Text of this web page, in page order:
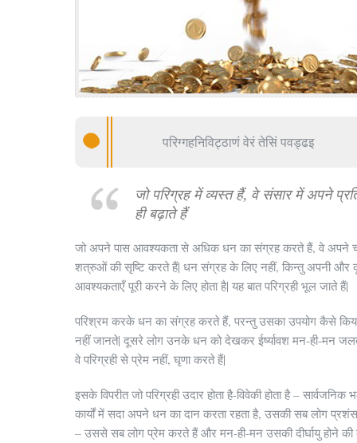
परिग्गहनिविट्ठाणं वेरं तेसिं पवड्ढइ
जो परिग्रह में व्यस्त हैं, वे संसार में अपने
ही बढ़ाते हैं
जो अपने पास आवश्यकता से अधिक धन का संग्रह करते हैं, वे अपने
शत्रुओं की सृष्टि करते हैं| धन संग्रह के लिए नहीं, किन्तु अपनी और
आवश्यकताएँ पूरी करने के लिए होता है| यह बात परिग्रही भूल जाते हैं|
परिश्रम करके धन का संग्रह करते हैं, परन्तु उसका उपयोग कैसे
नहीं जानते| दूसरे लोग उनके धन को देखकर ईर्ष्यावश मन-ही-मन
वे परिग्रही से प्रेम नहीं, घृणा करते हैं|
इसके विपरीत जो परिग्रही उदार होता है-विवेकी होता है – सार्वजनिक
कार्यों में सदा अपने धन का दान करता रहता है, उसकी सब लोग
– उससे सब लोग प्रेम करते हैं और मन-ही-मन उसकी दीर्घायु होने की